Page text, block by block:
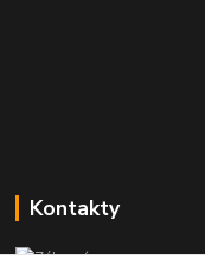
Kontakty